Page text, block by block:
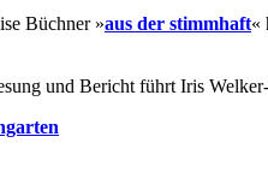
Büchner »aus der stimmhaft«
und Bericht führt Iris